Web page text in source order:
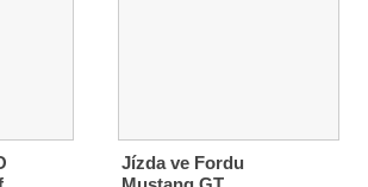
Jízda ve Fordu